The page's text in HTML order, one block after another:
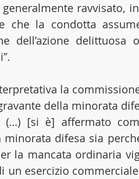
ravvisato,
che la condotta
dell’azione delittuosa
la
della minorata
(…) [si è] affermato
difesa sia
la mancata ordinaria
un esercizio